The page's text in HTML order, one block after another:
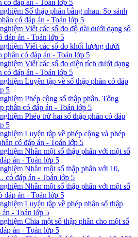
có đáp án - Toán lớp 5
Số thập phân bằng nhau. So sánh
có đáp án - Toán lớp 5
Viết các số đo độ dài dưới dạng số
đáp án - Toán lớp 5
Viết các số đo khối lượng dưới
phân có đáp án - Toán lớp 5
Viết các số đo diện tích dưới dạng
có đáp án - Toán lớp 5
Luyện tập về số thập phân có đáp
5
Phép cộng số thập phân. Tổng
phân có đáp án - Toán lớp 5
Phép trừ hai số thập phân có đáp
5
Luyện tập về phép cộng và phép
có đáp án - Toán lớp 5
Nhân một số thập phân với một số
án - Toán lớp 5
Nhân một số thập phân với 10,
có đáp án - Toán lớp 5
Nhân một số thập phân với một số
đáp án - Toán lớp 5
Luyện tập về phép nhân số thập
án - Toán lớp 5
Chia một số thập phân cho một số
án - Toán lớp 5